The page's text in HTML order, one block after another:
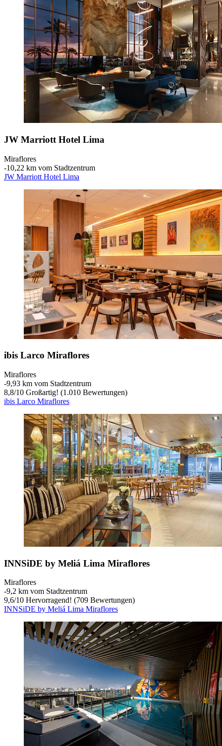
JW Marriott Hotel Lima
Miraflores
‐10,22 km vom Stadtzentrum
JW Marriott Hotel Lima
ibis Larco Miraflores
Miraflores
‐9,93 km vom Stadtzentrum
8,8/10 Großartig! (1.010 Bewertungen)
ibis Larco Miraflores
INNSiDE by Meliá Lima Miraflores
Miraflores
‐9,2 km vom Stadtzentrum
9,6/10 Hervorragend! (709 Bewertungen)
INNSiDE by Meliá Lima Miraflores